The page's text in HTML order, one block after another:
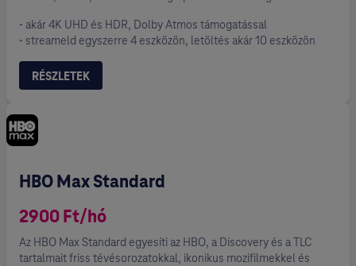
• akár 4K UHD és HDR, Dolby Atmos támogatással
• streameld egyszerre 4 eszközön, letöltés akár 10 eszközön
RÉSZLETEK
HBO Max Standard
2900 Ft/hó
Az HBO Max Standard egyesíti az HBO, a Discovery és a TLC
tartalmait friss tévésorozatokkal, ikonikus mozifilmekkel és